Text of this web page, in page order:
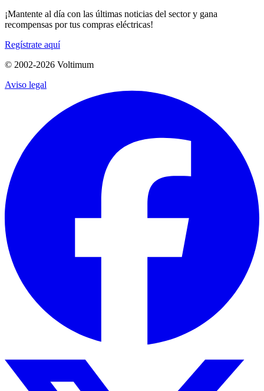
¡Mantente al día con las últimas noticias del sector y gana
recompensas por tus compras eléctricas!
Regístrate aquí
© 2002-2026 Voltimum
Aviso legal